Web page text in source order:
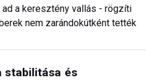
a keresztény vallás - rögzíti
nem zarándokútként tették
stabilitása és